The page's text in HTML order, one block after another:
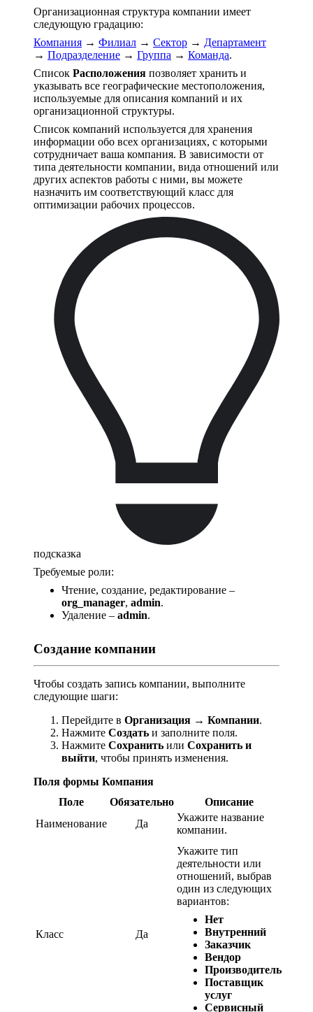
Организационная структура компании имеет
следующую градацию:
Компания → Филиал → Сектор → Департамент
→ Подразделение → Группа → Команда.
Список Расположения позволяет хранить и
указывать все географические местоположения,
используемые для описания компаний и их
организационной структуры.
Список компаний используется для хранения
информации обо всех организациях, с которыми
сотрудничает ваша компания. В зависимости от
типа деятельности компании, вида отношений или
других аспектов работы с ними, вы можете
назначить им соответствующий класс для
оптимизации рабочих процессов.
подсказка
Требуемые роли:
Чтение, создание, редактирование –
org_manager, admin.
Удаление – admin.
Создание компании
Чтобы создать запись компании, выполните
следующие шаги:
Перейдите в Организация → Компании.
Нажмите Создать и заполните поля.
Нажмите Сохранить или Сохранить и
выйти, чтобы принять изменения.
Поля формы Компания
Поле
Обязательно
Описание
Наименование
Да
Укажите название
компании.
Класс Да
Укажите тип
деятельности или
отношений, выбрав
один из следующих
вариантов:
Нет
Внутренний
Заказчик
Вендор
Производитель
Поставщик
услуг
Сервисный